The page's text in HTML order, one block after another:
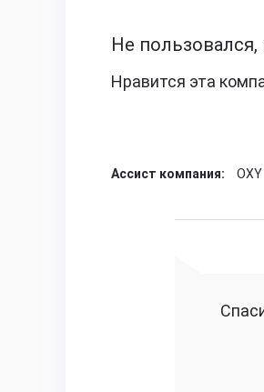
Не
Нравится эта
Ассист компания: